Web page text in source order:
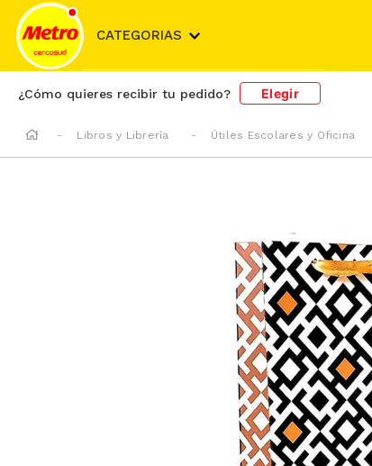
CATEGORIAS
¿Cómo quieres recibir tu pedido? Elegir
Libros y Librería Útiles Escolares y Oficina